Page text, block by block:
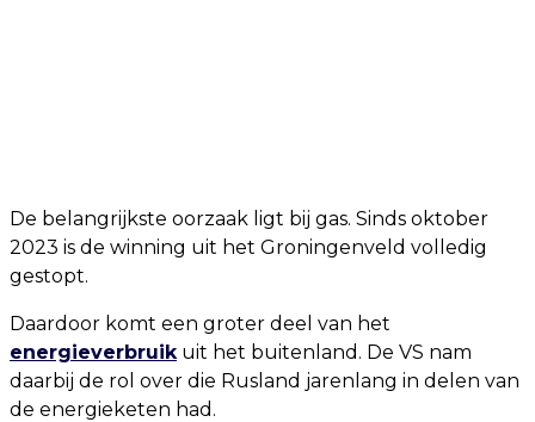
De belangrijkste oorzaak ligt bij gas. Sinds oktober
2023 is de winning uit het Groningenveld volledig
gestopt.
Daardoor komt een groter deel van het
energieverbruikuit het buitenland. De VS nam
daarbij de rol over die Rusland jarenlang in delen van
de energieketen had.